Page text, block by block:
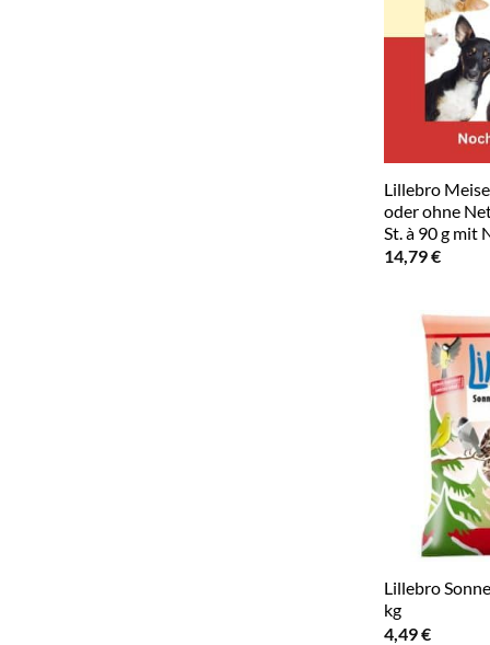
Lillebro
oder ohne
St. à 90 g mit
14,79€
Lillebro
kg
4,49€